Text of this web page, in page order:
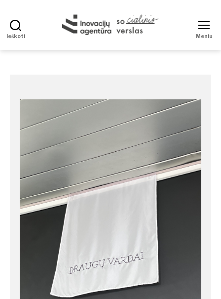
Ieškoti
verslas
Meniu